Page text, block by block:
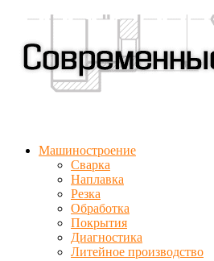
Машиностроение
Сварка
Наплавка
Резка
Обработка
Покрытия
Диагностика
Литейное производство